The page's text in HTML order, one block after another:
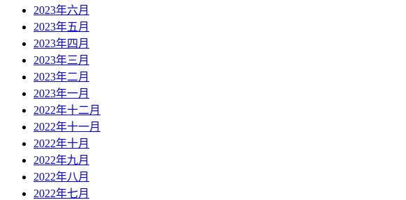
2023年六月
2023年五月
2023年四月
2023年三月
2023年二月
2023年一月
2022年十二月
2022年十一月
2022年十月
2022年九月
2022年八月
2022年七月